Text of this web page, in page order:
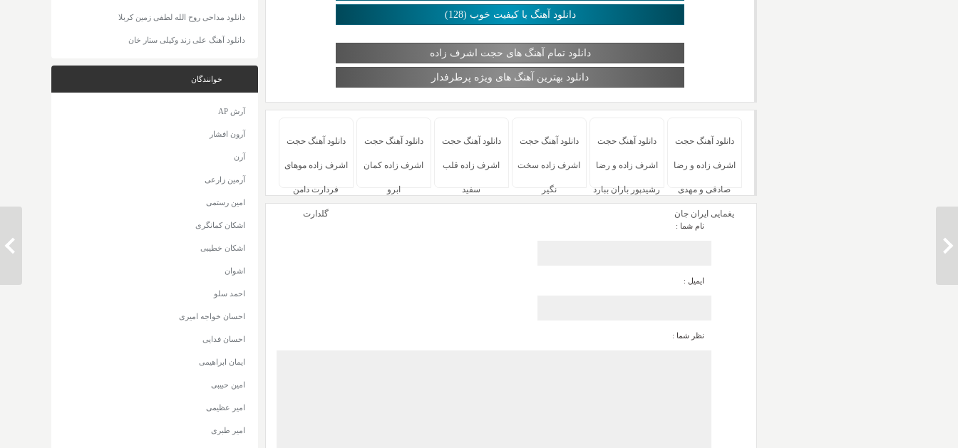
دانلود آهنگ با کیفیت خوب (128)
دانلود تمام آهنگ های حجت اشرف زاده
دانلود بهترین آهنگ های ویژه پرطرفدار
دانلود آهنگ حجت
اشرف زاده و رضا
صادقی و مهدی
یغمایی ایران جان
دانلود آهنگ حجت
اشرف زاده و رضا
رشیدپور باران ببارد
دانلود آهنگ حجت
اشرف زاده سخت
نگیر
دانلود آهنگ حجت
اشرف زاده قلب
سفید
دانلود آهنگ حجت
اشرف زاده کمان
ابرو
دانلود آهنگ حجت
اشرف زاده موهای
فردارت دامن
گلدارت
نام شما :
ایمیل :
نظر شما :
دانلود مداحی روح الله لطفی زمین کربلا
دانلود آهنگ علی زند وکیلی ستار خان
خوانندگان
آرش AP
آرون افشار
آرن
آرمین زارعی
امین رستمی
اشکان کمانگری
اشکان خطیبی
اشوان
احمد سلو
احسان خواجه امیری
احسان فدایی
ایمان ابراهیمی
امین حبیبی
امیر عظیمی
امیر طبری